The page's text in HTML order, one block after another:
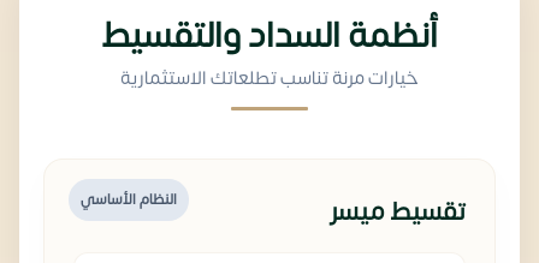
أنظمة السداد والتقسيط
خيارات مرنة تناسب تطلعاتك الاستثمارية
النظام الأساسي تقسيط ميسر